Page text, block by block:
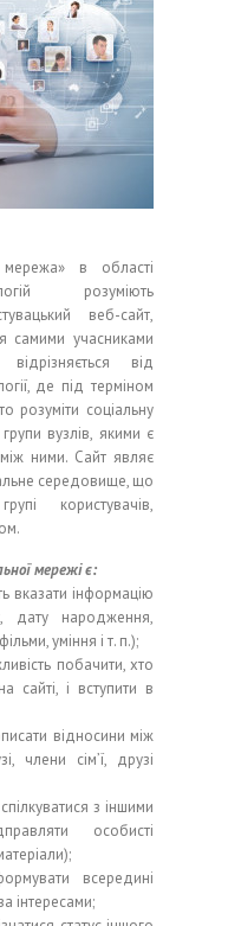
в області
розуміють
веб-сайт,
самими учасниками
від
де під терміном
розуміти соціальну
вузлів, якими є
між ними. Сайт являє
середовище, що
користувачів,
мережі є:
вказати інформацію
дату народження,
уміння і т. п.);
побачити, хто
сайті, і вступити в
відносини між
члени сім’ї, друзі
з іншими
особисті
всередині
інтересами;